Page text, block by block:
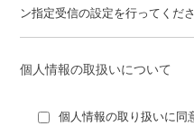
ン指定受信の設定を行ってくださ
個人情報の取扱いについて
個人情報の取り扱いに同